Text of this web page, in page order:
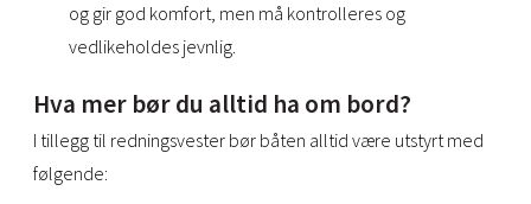
og gir god komfort, men må kontrolleres og
vedlikeholdes jevnlig.
Hva mer bør du alltid ha om bord?
I tillegg til redningsvester bør båten alltid være utstyrt med
følgende: